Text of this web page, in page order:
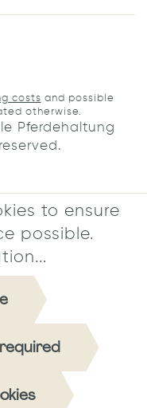
costs and possible
otherwise.
Pferdehaltung
to ensure
possible.